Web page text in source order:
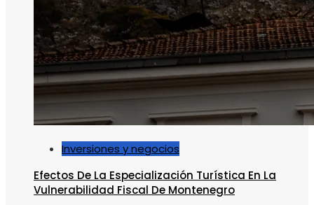
Inversiones y negocios
Efectos De La Especialización Turística En La
Vulnerabilidad Fiscal De Montenegro